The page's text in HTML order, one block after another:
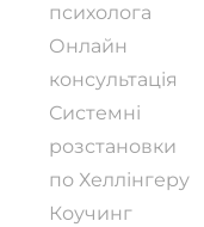
психолога
Онлайн
консультація
Системні
розстановки
по Хеллінгеру
Коучинг